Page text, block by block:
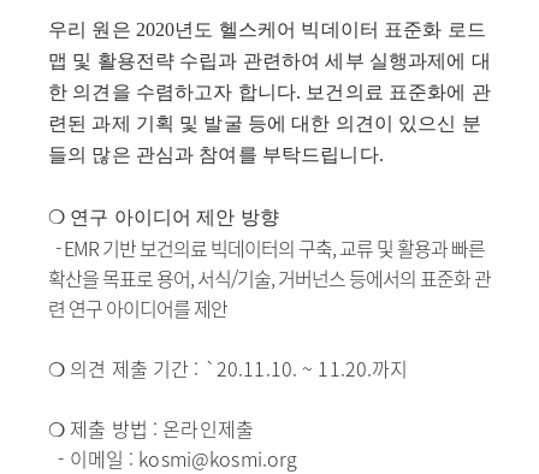
Korea
Health
Information
Service
우리 원은 2020년도 헬스케어 빅데이터 표준화 로드
맵 및 활용전략 수립과 관련하여 세부 실행과제에 대
한 의견을 수렴하고자 합니다. 보 건의료 표준화에 관
련된 과제 기획 및 발굴 등에 대한 의견이 있으신 분
들의 많은 관심과 참여를 부탁드립니다.
❍ 연구 아이디어 제안 방향
- EMR 기반 보건의료 빅데이터의 구축, 교류 및 활용과 빠른
확산을 목표로 용어, 서식/기술, 거버넌스 등에서의 표준화 관
련 연구 아이디어를 제안
❍ 의견 제출 기간 : `20.11.10. ~ 11.20.까지
❍ 제출 방법 : 온라인제출
- 이메일 : kosmi@kosmi.org